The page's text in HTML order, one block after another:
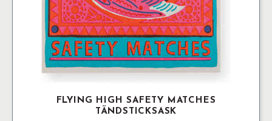
FLYING HIGH SAFETY MATCHES
TÄNDSTICKSASK